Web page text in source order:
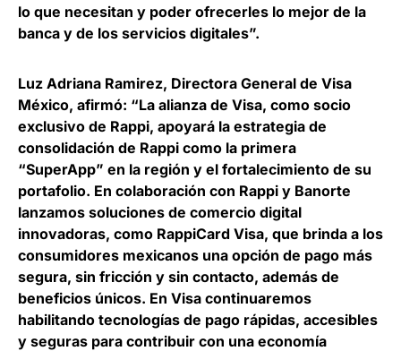
lo que necesitan y poder ofrecerles lo mejor de la
banca y de los servicios digitales”.
Luz Adriana Ramirez, Directora General de Visa
México, afirmó: “La alianza de Visa, como socio
exclusivo de Rappi, apoyará la estrategia de
consolidación de Rappi como la primera
“SuperApp” en la región y el fortalecimiento de su
portafolio. En colaboración con Rappi y Banorte
lanzamos soluciones de comercio digital
innovadoras, como RappiCard Visa, que brinda a los
consumidores mexicanos una opción de pago más
segura, sin fricción y sin contacto, además de
beneficios únicos. En Visa continuaremos
habilitando tecnologías de pago rápidas, accesibles
y seguras para contribuir con una economía